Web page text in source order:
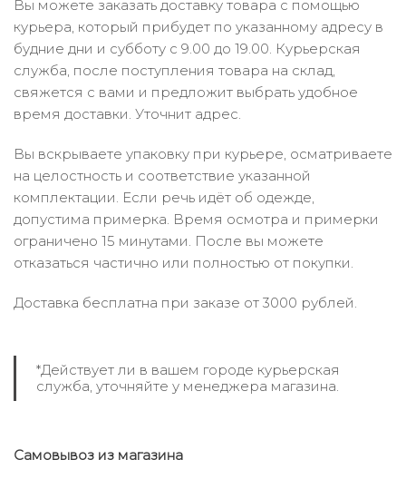
Вы можете заказать доставку товара с помощью
курьера, который прибудет по указанному адресу в
будние дни и субботу с 9.00 до 19.00. Курьерская
служба, после поступления товара на склад,
свяжется с вами и предложит выбрать удобное
время доставки. Уточнит адрес.
Вы вскрываете упаковку при курьере, осматриваете
на целостность и соответствие указанной
комплектации. Если речь идёт об одежде,
допустима примерка. Время осмотра и примерки
ограничено 15 минутами. После вы можете
отказаться частично или полностью от покупки.
Доставка бесплатна при заказе от 3000 рублей.
*Действует ли в вашем городе курьерская
служба, уточняйте у менеджера магазина.
Самовывоз из магазина